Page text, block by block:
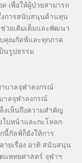
เพื่อให้ผู้ป่วยสามารถ
การสนับสนุนด้านทุน
วยเติมเต็มและพัฒนา
คุณกัลฟ์และทุกภาค
นรูปธรรม
าบาลจุฬาลงกรณ์
าลจุฬาลงกรณ์
งเห็นถึงความสำคัญ
บหน้าและกะโหลก
นี้กัลฟ์ก็ยังให้การ
ายเรื่อง อาทิ สนับสนุน
แพทยศาสตร์ จุฬาฯ